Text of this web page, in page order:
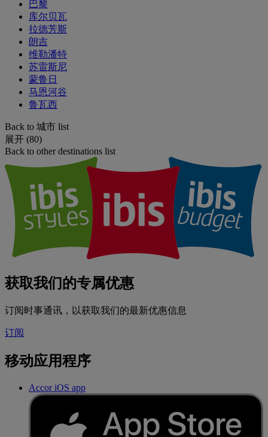
巴黎
库尔贝瓦
拉德芳斯
朗吉
维勒潘特
苏雷斯尼
蒙鲁日
马恩河谷
鲁瓦西
Back to 城市 list
展开 (80)
Back to other destinations list
获取我们的专属优惠
订阅时事通讯，以获取我们的最新优惠信息
订阅
移动应用程序
Accor iOS app